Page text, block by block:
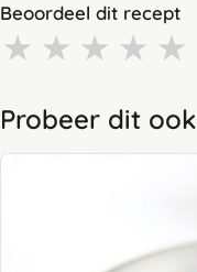
Beoordeel dit recept
★ ★ ★ ★ ★
Probeer dit ook